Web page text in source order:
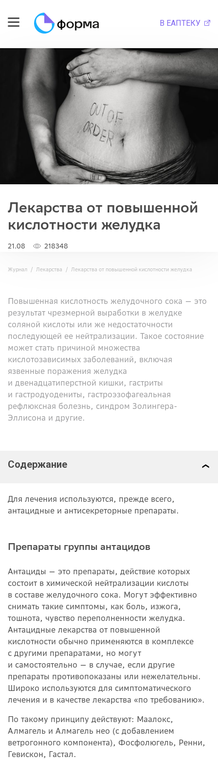
В ЕАПТЕКУ
Лекарства от повышенной
кислотности желудка
21.08 218348
Журнал Лекарства Лекарства от повышенной кислотности желудка
Повышенная кислотность желудочного сока — это
результат чрезмерной выработки в желудке
соляной кислоты или же недостаточности
последующей ее нейтрализации. Такое состояние
может стать причиной множества
кислотозависимых заболеваний, включая
язвенные поражения желудка
и двенадцатиперстной кишки, гастриты
и гастродуодениты, гастроэзофагеальная
рефлюксная болезнь, синдром Золингера-
Эллисона и другие.
Содержание
Для лечения используются, прежде всего,
антацидные и антисекреторные препараты.
Препараты группы антацидов
Антациды — это препараты, действие которых
состоит в химической нейтрализации кислоты
в составе желудочного сока. Могут эффективно
снимать такие симптомы, как боль, изжога,
тошнота, чувство переполненности желудка.
Антацидные лекарства от повышенной
кислотности обычно применяются в комплексе
с другими препаратами, но могут
и самостоятельно — в случае, если другие
препараты противопоказаны или нежелательны.
Широко используются для симптоматического
лечения и в качестве лекарства «по требованию».
По такому принципу действуют: Маалокс,
Алмагель и Алмагель нео (с добавлением
ветрогонного компонента), Фосфолюгель, Ренни,
Гевискон, Гастал.